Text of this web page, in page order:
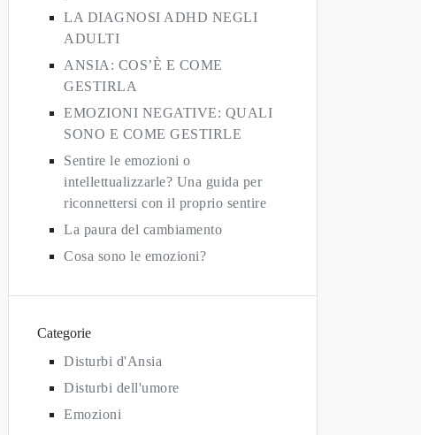
LA DIAGNOSI ADHD NEGLI
ADULTI
ANSIA: COS’È E COME
GESTIRLA
EMOZIONI NEGATIVE: QUALI
SONO E COME GESTIRLE
Sentire le emozioni o
intellettualizzarle? Una guida per
riconnettersi con il proprio sentire
La paura del cambiamento
Cosa sono le emozioni?
Categorie
Disturbi d'Ansia
Disturbi dell'umore
Emozioni